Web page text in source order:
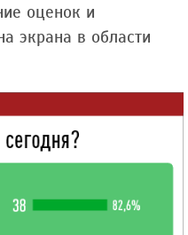
оценок и
экрана в области